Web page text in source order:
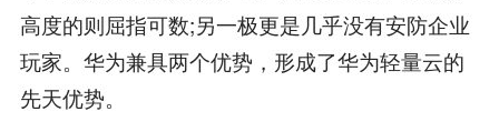
高度的则屈指可数;另一极更是几乎没有安防企业
玩家。华为兼具两个优势，形成了华为轻量云的
先天优势。